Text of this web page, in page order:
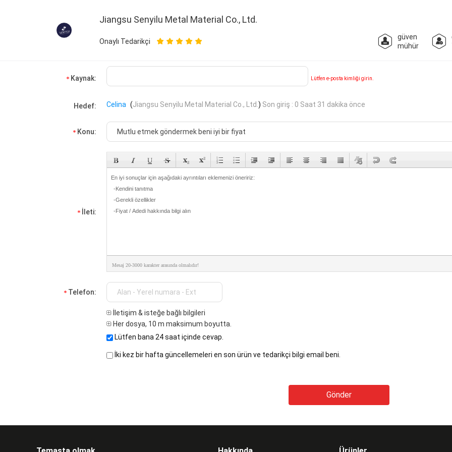
Jiangsu Senyilu Metal Material Co., Ltd.
Onaylı Tedarikçi
güven
mühür
Kaynak: Lütfen e-posta kimliği girin.
Hedef: Celina (Jiangsu Senyilu Metal Material Co., Ltd.) Son giriş : 0 Saat 31 dakika önce
Konu:
İleti:
Mesaj 20-3000 karakter arasında olmalıdır!
Telefon:
İletişim & isteğe bağlı bilgileri
Her dosya, 10 m maksimum boyutta.
Lütfen bana 24 saat içinde cevap.
İki kez bir hafta güncellemeleri en son ürün ve tedarikçi bilgi email beni.